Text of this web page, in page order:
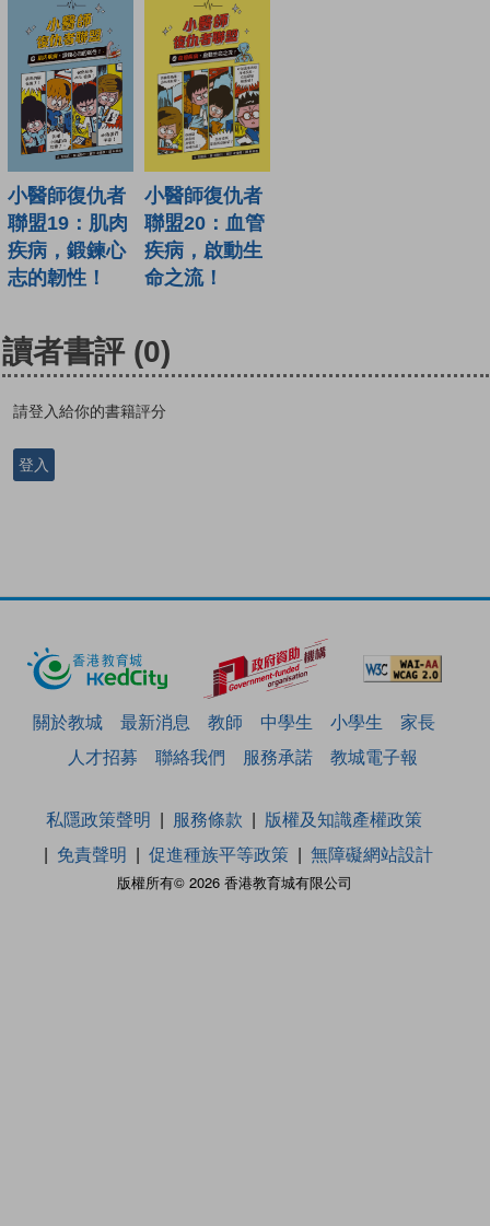
小醫師復仇者
聯盟19：肌肉
疾病，鍛鍊心
志的韌性！
小醫師復仇者
聯盟20：血管
疾病，啟動生
命之流！
讀者書評 (0)
請登入給你的書籍評分
登入
關於教城 最新消息 教師 中學生 小學生
家長
人才招募
聯絡我們 服務承諾 教城電子報
版權所有© 2026 香港教育城有限公司
私隱政策聲明 服務條款
版權及知識產權政策
免責聲明
促進種族平等政策 無障礙網站設計